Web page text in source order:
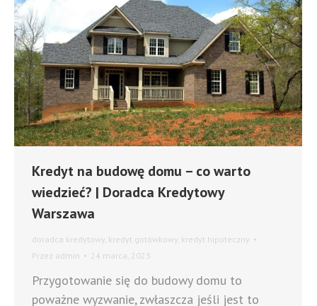
Kredyt na budowę domu – co warto
wiedzieć? | Doradca Kredytowy
Warszawa
doradca kredytowy kredyt gotówkowy kredyt hipoteczny
Przez admin 24 marca, 2023
Przygotowanie się do budowy domu to
poważne wyzwanie, zwłaszcza jeśli jest to